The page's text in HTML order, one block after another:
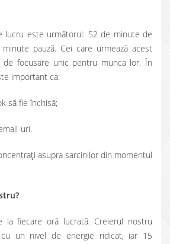
este următorul: 52 de minute de
pauză. Cei care urmează acest
de focusare unic pentru munca lor. În
important ca:
să fie închisă;
uri.
asupra sarcinilor din momentul
la fiecare oră lucrată. Creierul nostru
un nivel de energie ridicat, iar 15